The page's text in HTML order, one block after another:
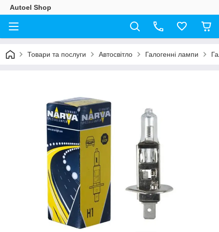
Autoel Shop
Товари та послуги Автосвітло Галогенні лампи